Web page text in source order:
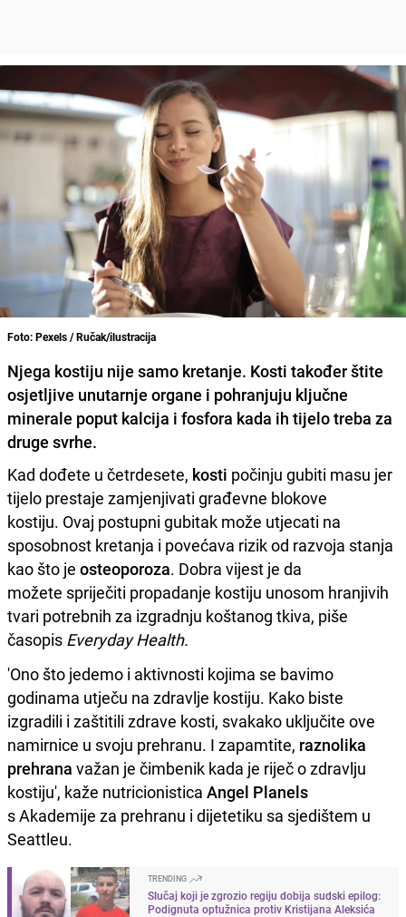
Foto: Pexels / Ručak/ilustracija
Njega kostiju nije samo kretanje. Kosti također štite
osjetljive unutarnje organe i pohranjuju ključne
minerale poput kalcija i fosfora kada ih tijelo treba za
druge svrhe.
Kad dođete u četrdesete, kosti počinju gubiti masu jer
tijelo prestaje zamjenjivati ​​građevne blokove
kostiju. Ovaj postupni gubitak može utjecati na
sposobnost kretanja i povećava rizik od razvoja stanja
kao što je osteoporoza. Dobra vijest je da
možete spriječiti propadanje kostiju unosom hranjivih
tvari potrebnih za izgradnju koštanog tkiva, piše
časopis Everyday Health.
'Ono što jedemo i aktivnosti kojima se bavimo
godinama utječu na zdravlje kostiju. Kako biste
izgradili i zaštitili zdrave kosti, svakako uključite ove
namirnice u svoju prehranu. I zapamtite, raznolika
prehrana važan je čimbenik kada je riječ o zdravlju
kostiju', kaže nutricionistica Angel Planels
s Akademije za prehranu i dijetetiku sa sjedištem u
Seattleu.
TRENDING
Slučaj koji je zgrozio regiju dobija sudski epilog:
Podignuta optužnica protiv Kristijana Aleksića